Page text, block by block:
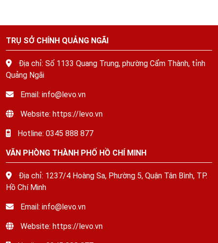
TRỤ SỞ CHÍNH QUẢNG NGÃI
Địa chỉ: Số 1133 Quang Trung, phường Cẩm Thành, tỉnh
Quảng Ngãi
Email: info@levo.vn
Website: https://levo.vn
Hotline: 0345 888 877
VĂN PHÒNG THÀNH PHỐ HỒ CHÍ MINH
Địa chỉ: 1237/4 Hoàng Sa, Phường 5, Quận Tân Bình, TP.
Hồ Chí Minh
Email: info@levo.vn
Website: https://levo.vn